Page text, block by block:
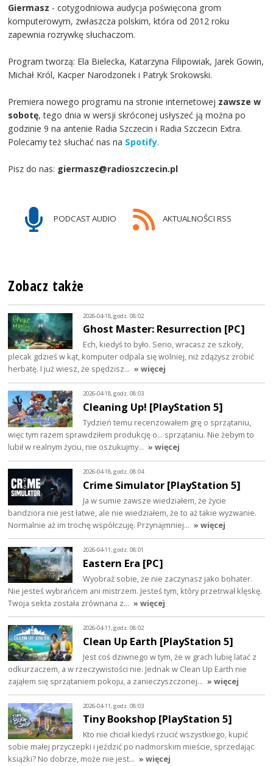
Giermasz - cotygodniowa audycja poświęcona grom
komputerowym, zwłaszcza polskim, która od 2012 roku
zapewnia rozrywkę słuchaczom.
Program tworzą: Ela Bielecka, Katarzyna Filipowiak, Jarek Gowin,
Michał Król, Kacper Narodzonek i Patryk Srokowski.
Premiera nowego programu na stronie internetowej zawsze w
sobotę, tego dnia w wersji skróconej usłyszeć ją można po
godzinie 9 na antenie Radia Szczecin i Radia Szczecin Extra.
Polecamy też słuchać nas na Spotify.
Pisz do nas: giermasz@radioszczecin.pl
PODCAST AUDIO AKTUALNOŚCI RSS
Zobacz także
2026-04-18, godz. 08:02
Ghost Master: Resurrection [PC]
Ech, kiedyś to było. Serio, wracasz ze szkoły,
plecak gdzieś w kąt, komputer odpala się wolniej, niż zdążysz zrobić
herbatę. I już wiesz, że spędzisz… » więcej
2026-04-18, godz. 08:03
Cleaning Up! [PlayStation 5]
Tydzień temu recenzowałem grę o sprzątaniu,
więc tym razem sprawdziłem produkcję o... sprzątaniu. Nie żebym to
lubił w realnym życiu, nie oszukujmy… » więcej
2026-04-18, godz. 08:04
Crime Simulator [PlayStation 5]
Ja w sumie zawsze wiedziałem, że życie
bandziora nie jest łatwe, ale nie wiedziałem, że to aż takie wyzwanie.
Normalnie aż im trochę współczuję. Przynajmniej… » więcej
2026-04-11, godz. 08:01
Eastern Era [PC]
Wyobraź sobie, że nie zaczynasz jako bohater.
Nie jesteś wybrańcem ani mistrzem. Jesteś tym, który przetrwał klęskę.
Twoja sekta została zrównana z… » więcej
2026-04-11, godz. 08:02
Clean Up Earth [PlayStation 5]
Jest coś dziwnego w tym, że w grach lubię latać z
odkurzaczem, a w rzeczywistości nie. Jednak w Clean Up Earth nie
zająłem się sprzątaniem pokoju, a zanieczyszczonej… » więcej
2026-04-11, godz. 08:03
Tiny Bookshop [PlayStation 5]
Kto nie chciał kiedyś rzucić wszystkiego, kupić
sobie małej przyczepki i jeździć po nadmorskim mieście, sprzedając
książki? No dobrze, może nie jest… » więcej